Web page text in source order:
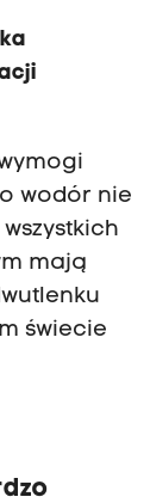
wodór nie
mają
świecie